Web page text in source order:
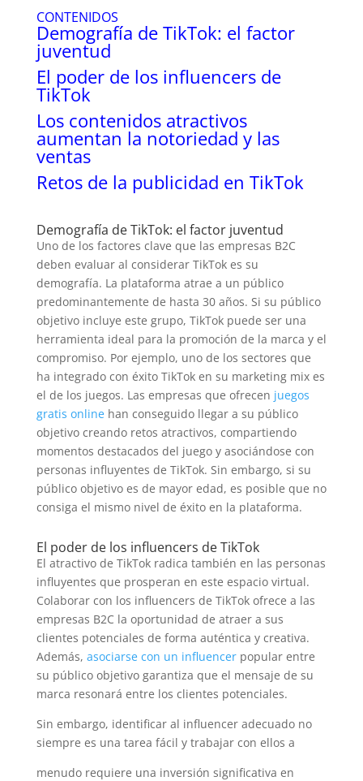
CONTENIDOS
Demografía de TikTok: el factor
juventud
El poder de los influencers de
TikTok
Los contenidos atractivos
aumentan la notoriedad y las
ventas
Retos de la publicidad en TikTok
Demografía de TikTok: el factor juventud
Uno de los factores clave que las empresas B2C
deben evaluar al considerar TikTok es su
demografía. La plataforma atrae a un público
predominantemente de hasta 30 años. Si su público
objetivo incluye este grupo, TikTok puede ser una
herramienta ideal para la promoción de la marca y el
compromiso. Por ejemplo, uno de los sectores que
ha integrado con éxito TikTok en su marketing mix es
el de los juegos. Las empresas que ofrecen juegos
gratis onlinehan conseguido llegar a su público
objetivo creando retos atractivos, compartiendo
momentos destacados del juego y asociándose con
personas influyentes de TikTok. Sin embargo, si su
público objetivo es de mayor edad, es posible que no
consiga el mismo nivel de éxito en la plataforma.
El poder de los influencers de TikTok
El atractivo de TikTok radica también en las personas
influyentes que prosperan en este espacio virtual.
Colaborar con los influencers de TikTok ofrece a las
empresas B2C la oportunidad de atraer a sus
clientes potenciales de forma auténtica y creativa.
Además, asociarse con un influencerpopular entre
su público objetivo garantiza que el mensaje de su
marca resonará entre los clientes potenciales.
Sin embargo, identificar al influencer adecuado no
siempre es una tarea fácil y trabajar con ellos a
menudo requiere una inversión significativa en